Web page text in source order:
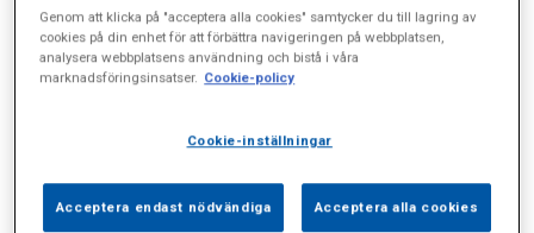
Genom att klicka på "acceptera alla cookies" samtycker du till lagring av
cookies på din enhet för att förbättra navigeringen på webbplatsen,
analysera webbplatsens användning och bistå i våra
marknadsföringsinsatser. Cookie-policy
Cookie-inställningar
Acceptera endast nödvändiga Acceptera alla cookies